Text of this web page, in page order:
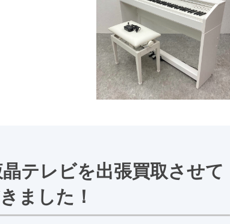
テレビを出張買取させて
ました！